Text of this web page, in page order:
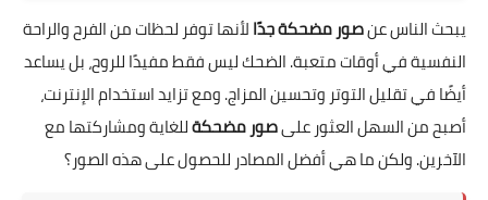
يبحث الناس عنصور مضحكة جدًالأنها توفر لحظات من الفرح والراحة
النفسية في أوقات متعبة. الضحك ليس فقط مفيدًا للروح، بل يساعد
أيضًا في تقليل التوتر وتحسين المزاج. ومع تزايد استخدام الإنترنت،
أصبح من السهل العثور علىصور مضحكةللغاية ومشاركتها مع
الآخرين. ولكن ما هي أفضل المصادر للحصول على هذه الصور؟